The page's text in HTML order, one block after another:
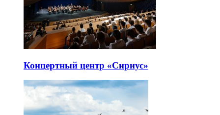
Концертный центр «Сириус»